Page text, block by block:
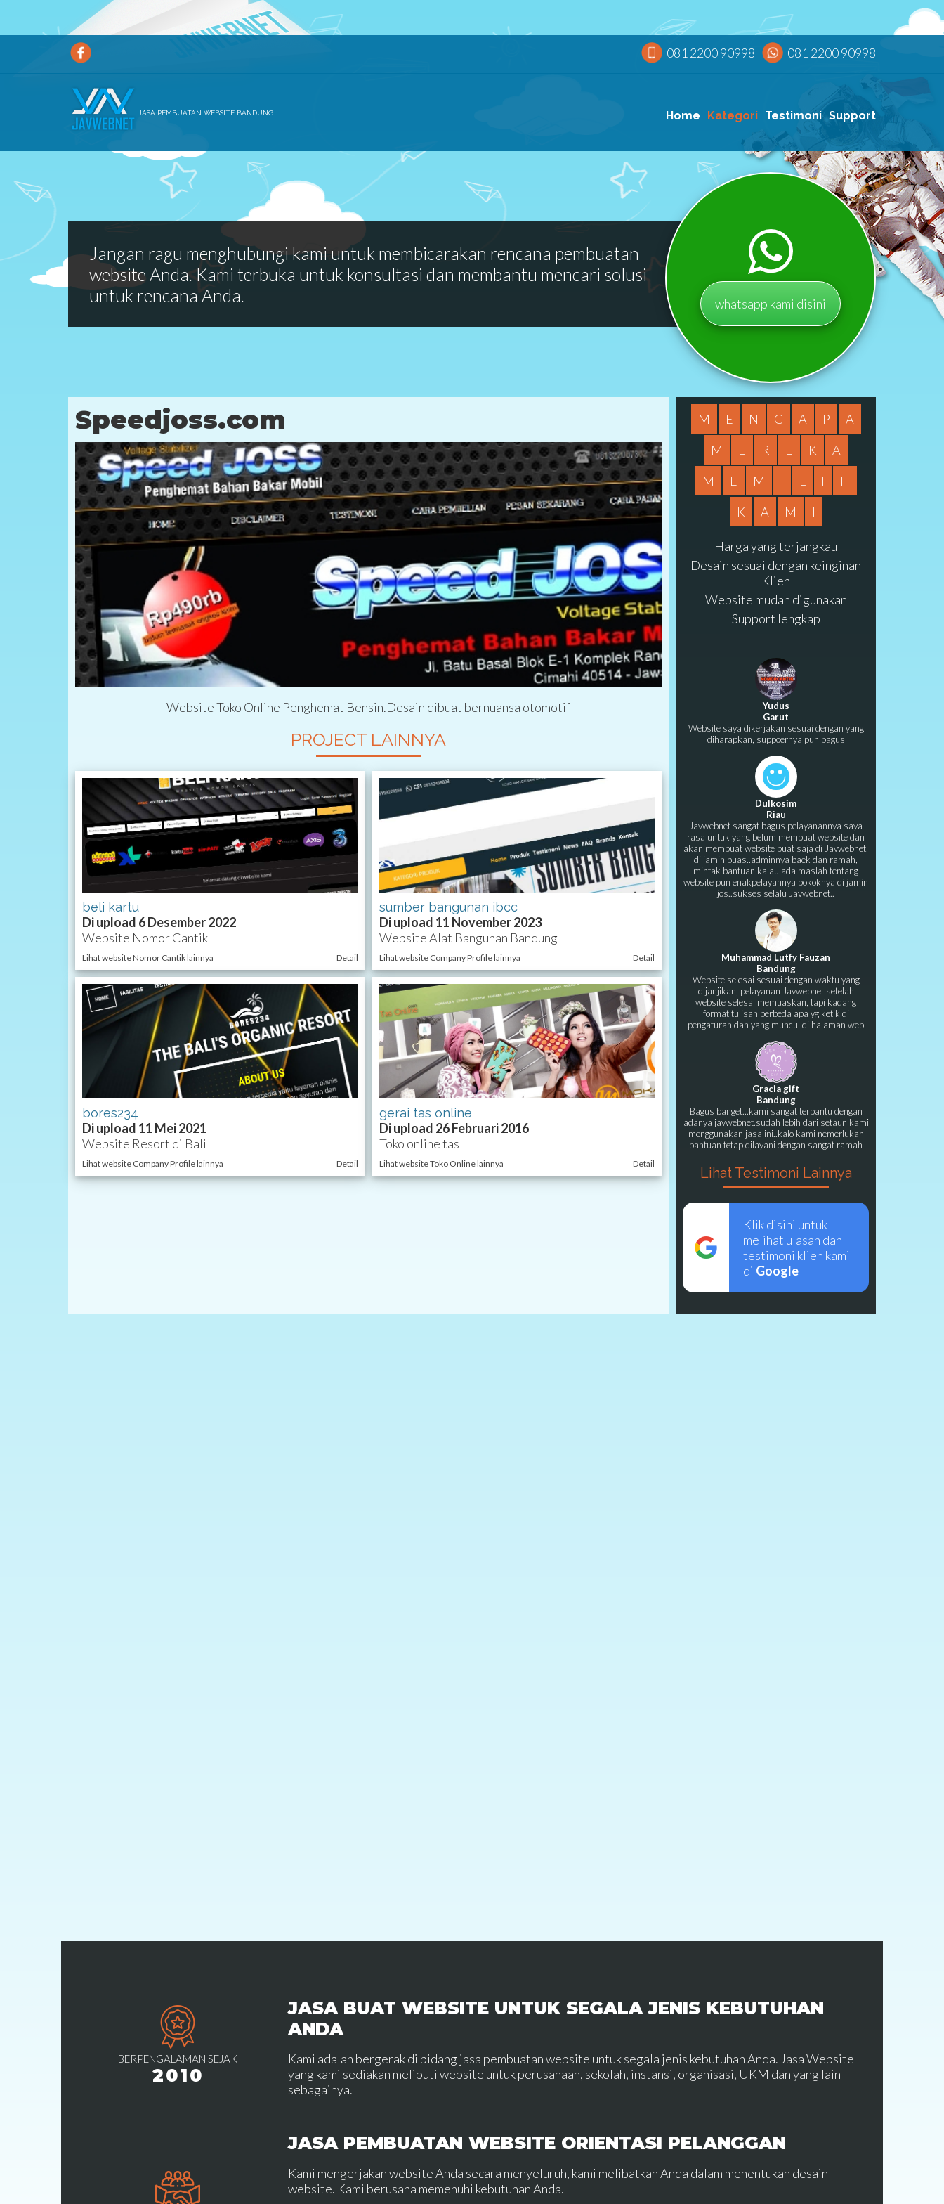
081 2200 90998 081 2200 90998
JASA PEMBUATAN WEBSITE BANDUNG Home Kategori Testimoni Support
Jangan ragu menghubungi kami untuk membicarakan rencana pembuatan
website Anda. Kami terbuka untuk konsultasi dan membantu mencari solusi
untuk rencana Anda.
whatsapp kami disini
Speedjoss.com
Website Toko Online Penghemat Bensin.Desain dibuat bernuansa otomotif
PROJECT LAINNYA
beli kartu
Di upload 6 Desember 2022
Website Nomor Cantik
Lihat website Nomor Cantik lainnya Detail
sumber bangunan ibcc
Di upload 11 November 2023
Website Alat Bangunan Bandung
Lihat website Company Profile lainnya Detail
bores234
Di upload 11 Mei 2021
Website Resort di Bali
Lihat website Company Profile lainnya Detail
gerai tas online
Di upload 26 Februari 2016
Toko online tas
Lihat website Toko Online lainnya Detail
M E N G A P
A
M
E R E K
A
M
E M I L I
H
K
A M I
Harga yang terjangkau
Desain sesuai dengan keinginan
Klien
Website mudah digunakan
Support lengkap
Yudus
Garut
Website saya dikerjakan sesuai dengan yang
diharapkan, suppoernya pun bagus
Dulkosim
Riau
Javwebnet sangat bagus pelayanannya saya
rasa untuk yang belum membuat website dan
akan membuat website buat saja di Javwebnet,
di jamin puas..adminnya baek dan ramah,
mintak bantuan kalau ada maslah tentang
website pun enakpelayannya pokoknya di jamin
jos..sukses selalu Javwebnet..
Muhammad Lutfy Fauzan
Bandung
Website selesai sesuai dengan waktu yang
dijanjikan, pelayanan Javwebnet setelah
website selesai memuaskan, tapi kadang
format tulisan berbeda apa yg ketik di
pengaturan dan yang muncul di halaman web
Gracia gift
Bandung
Bagus banget...kami sangat terbantu dengan
adanya javwebnet.sudah lebih dari setaun kami
menggunakan jasa ini..kalo kami nemerlukan
bantuan tetap dilayani dengan sangat ramah
Lihat Testimoni Lainnya
Klik disini untuk
melihat ulasan dan
testimoni klien kami
di Google
BERPENGALAMAN SEJAK
2010
JASA BUAT WEBSITE UNTUK SEGALA JENIS KEBUTUHAN
ANDA
Kami adalah bergerak di bidang jasa pembuatan website untuk segala jenis kebutuhan Anda. Jasa Website
yang kami sediakan meliputi website untuk perusahaan, sekolah, instansi, organisasi, UKM dan yang lain
sebagainya.
JASA PEMBUATAN WEBSITE ORIENTASI PELANGGAN
Kami mengerjakan website Anda secara menyeluruh, kami melibatkan Anda dalam menentukan desain
website. Kami berusaha memenuhi kebutuhan Anda.